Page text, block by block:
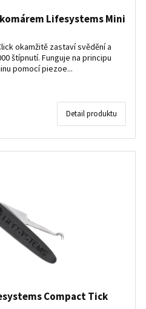
Lifesystems Mini
okamžitě zastaví svědění a
štípnutí. Funguje na principu
pomocí piezoe...
Detail produktu
Compact Tick